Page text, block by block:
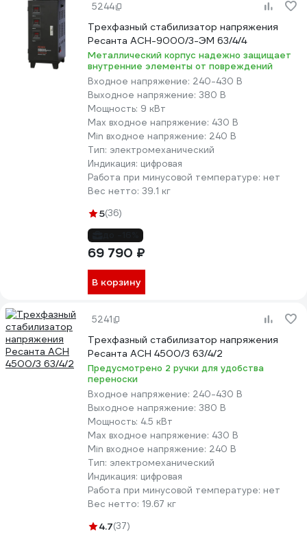
5244
Трехфазный стабилизатор напряжения
Ресанта ACH-9000/3-ЭМ 63/4/4
Металлический корпус надежно защищает
внутренние элементы от повреждений
Входное напряжение: 240-430 В
Выходное напряжение: 380 В
Мощность: 9 кВт
Max входное напряжение: 430 В
Min входное напряжение: 240 В
Тип: электромеханический
Индикация: цифровая
Работа при минусовой температуре: нет
Вес нетто: 39.1 кг
5(36)
69 790 ₽
В корзину
5241
Трехфазный стабилизатор напряжения
Ресанта АСН 4500/3 63/4/2
Предусмотрено 2 ручки для удобства
переноски
Входное напряжение: 240-430 В
Выходное напряжение: 380 В
Мощность: 4.5 кВт
Max входное напряжение: 430 В
Min входное напряжение: 240 В
Тип: электромеханический
Индикация: цифровая
Работа при минусовой температуре: нет
Вес нетто: 19.67 кг
4.7(37)